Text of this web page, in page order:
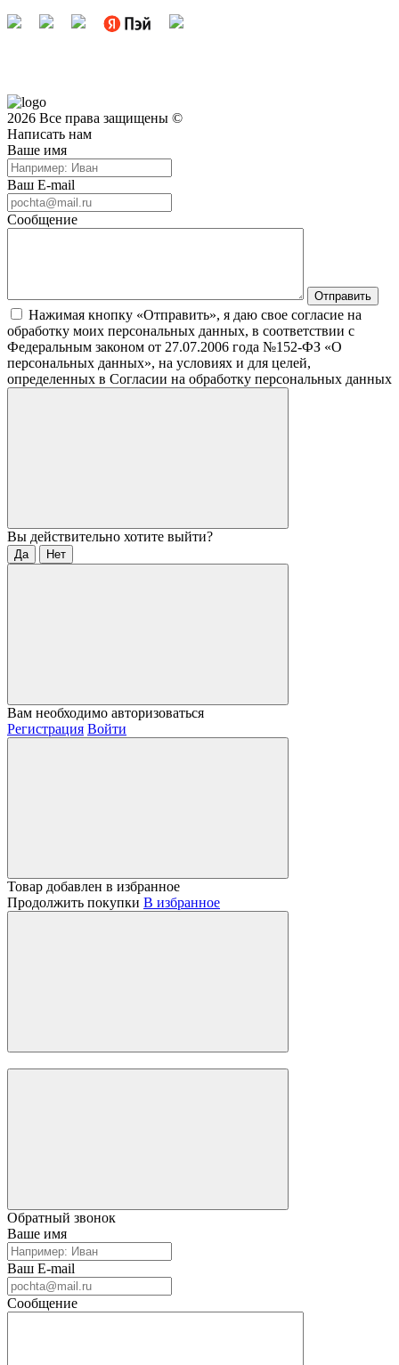
2026 Все права защищены ©
Написать нам
Ваше имя
Ваш E-mail
Сообщение
Нажимая кнопку «Отправить», я даю свое согласие на
обработку моих персональных данных, в соответствии с
Федеральным законом от 27.07.2006 года №152-ФЗ «О
персональных данных», на условиях и для целей,
определенных в Согласии на обработку персональных данных
Вы действительно хотите выйти?
Да Нет
Вам необходимо авторизоваться
Регистрация Войти
Товар добавлен в избранное
Продолжить покупки В избранное
Обратный звонок
Ваше имя
Ваш E-mail
Сообщение